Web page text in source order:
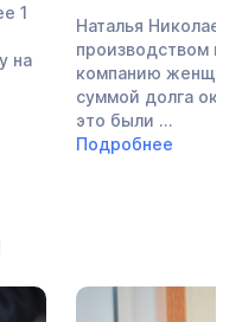
1
на
Наталья
производством
компанию
суммой долга
это были ...
Подробнее